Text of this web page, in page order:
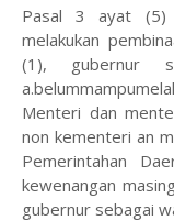
Pasal 3 ayat (5)
melakukan
(1), gubernur
Menteri dan
non kementeri an
Pemerintahan
kewenangan
gubernur sebagai